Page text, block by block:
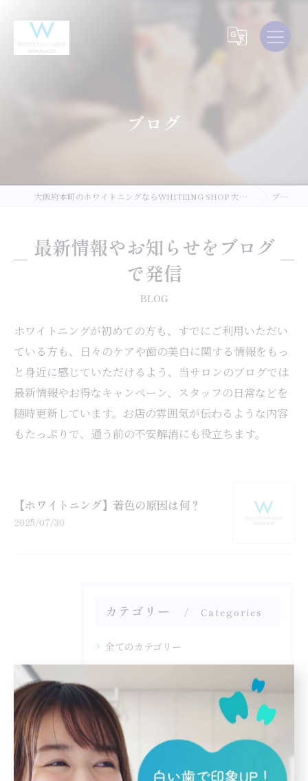
ブログ
大阪府本町のホワイトニングならWHITEING SHOP 大阪本町店 ブログ
最新情報やお知らせをブログ
で発信
BLOG
ホワイトニングが初めての方も、すでにご利用いただい
ている方も、日々のケアや歯の美白に関する情報をもっ
と身近に感じていただけるよう、当サロンのブログでは
最新情報やお得なキャンペーン、スタッフの日常などを
随時更新しています。お店の雰囲気が伝わるような内容
もたっぷりで、通う前の不安解消にも役立ちます。
【ホワイトニング】着色の原因は何？
2025/07/30
カテゴリー Categories
全てのカテゴリー
完全個室
学生
初めて
短期間